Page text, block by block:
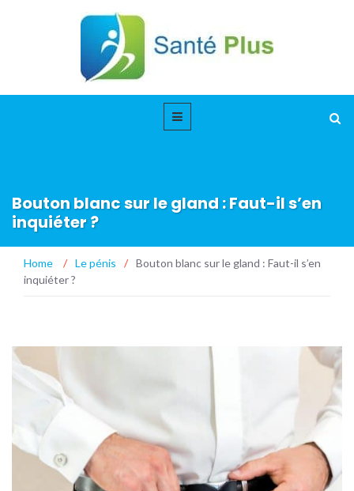
Bouton blanc sur le gland : Faut-il s’en
inquiéter ?
Home / Le pénis / Bouton blanc sur le gland : Faut-il s’en
inquiéter ?